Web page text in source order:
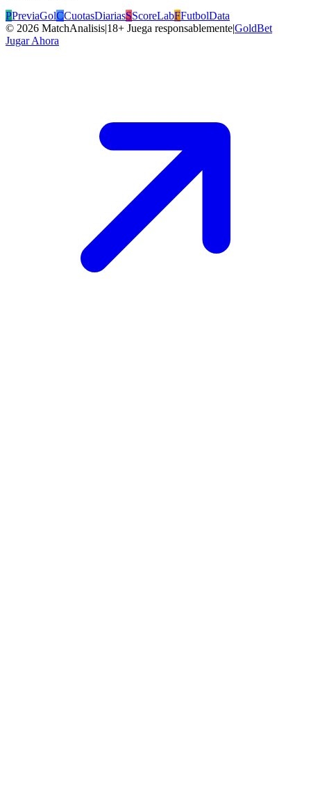
PPreviaGolCCuotasDiariasSScoreLabFFutbolData
© 2026 MatchAnalisis|18+ Juega responsablemente|GoldBet
Jugar Ahora